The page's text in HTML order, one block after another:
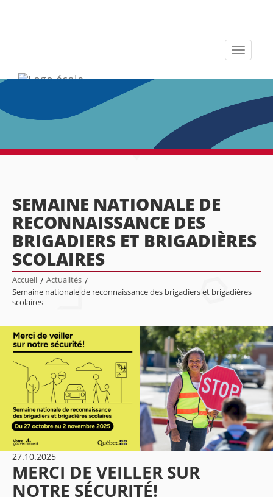
Toggle
SEMAINE NATIONALE DE
RECONNAISSANCE DES
BRIGADIERS ET BRIGADIÈRES
SCOLAIRES
Accueil / Actualités /
Semaine nationale de reconnaissance des brigadiers et brigadières
scolaires
27.10.2025
MERCI DE VEILLER SUR
NOTRE SÉCURITÉ!